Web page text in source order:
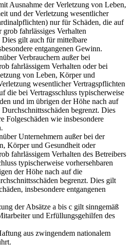
Ausnahme der Verletzung von Leben,
und der Verletzung wesentlicher
nur für Schäden, die auf
grob fahrlässiges Verhalten
gilt auch für mittelbare
entgangenen Gewinn.
Verbrauchern außer bei
fahrlässigem Verhalten oder bei
von Leben, Körper und
wesentlicher Vertragspflichten
die bei Vertragsschluss typischerweise
und im übrigen der Höhe nach auf
begrenzt. Dies
Folgeschäden wie insbesondere
Unternehmern außer bei der
Körper und Gesundheit oder
fahrlässigem Verhalten des Betreibers
typischerweise vorhersehbaren
der Höhe nach auf die
begrenzt. Dies gilt
insbesondere entgangenen
der Absätze a bis c gilt sinngemäß
und Erfüllungsgehilfen des
aus zwingendem nationalem